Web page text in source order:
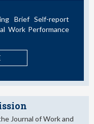
Self-report
Performance
Journal of Work and